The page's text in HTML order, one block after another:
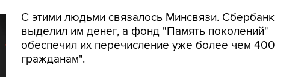
С этими людьми связалось Минсвязи. Сбербанк
выделил им денег, а фонд "Память поколений"
обеспечил их перечисление уже более чем 400
гражданам".